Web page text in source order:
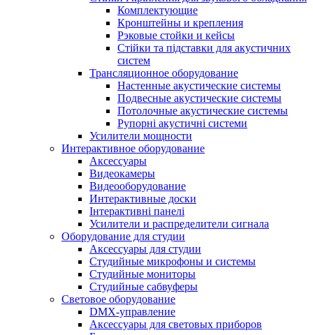
Комплектующие
Кронштейны и крепления
Рэковые стойки и кейсы
Стійки та підставки для акустичних
систем
Трансляционное оборудование
Настенные акустические системы
Подвесные акустические системы
Потолочные акустические системы
Рупорні акустичні системи
Усилители мощности
Интерактивное оборудование
Аксессуары
Видеокамеры
Видеооборудование
Интерактивные доски
Інтерактивні панелі
Усилители и распределители сигнала
Оборудование для студии
Аксессуары для студии
Студийные микрофоны и системы
Студийные мониторы
Студийные сабвуферы
Световое оборудование
DMX-управление
Аксессуары для световых приборов